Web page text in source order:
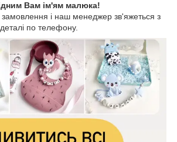
Вам ім'ям малюка!
і наш менеджер зв'яжеться з
по телефону.